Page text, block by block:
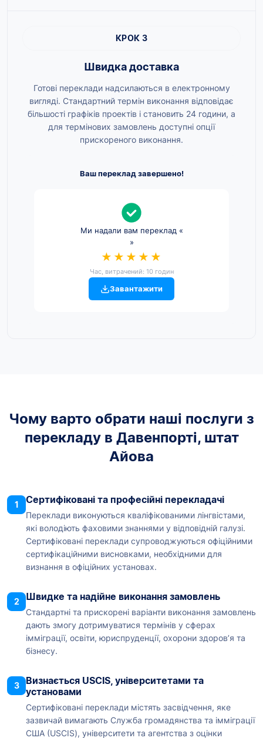
КРОК 3
Швидка доставка
Готові переклади надсилаються в електронному
вигляді. Стандартний термін виконання відповідає
більшості графіків проектів і становить 24 години, а
для термінових замовлень доступні опції
прискореного виконання.
Ваш переклад завершено!
Ми надали вам переклад «
»
★★★★★
Час, витрачений: 10 годин
Завантажити
Чому варто обрати наші послуги з
перекладу в Давенпорті, штат
Айова
1 Сертифіковані та професійні перекладачі
Переклади виконуються кваліфікованими лінгвістами,
які володіють фаховими знаннями у відповідній галузі.
Сертифіковані переклади супроводжуються офіційними
сертифікаційними висновками, необхідними для
визнання в офіційних установах.
2 Швидке та надійне виконання замовлень
Стандартні та прискорені варіанти виконання замовлень
дають змогу дотримуватися термінів у сферах
імміграції, освіти, юриспруденції, охорони здоров’я та
бізнесу.
3
Визнається USCIS, університетами та
установами
Сертифіковані переклади містять засвідчення, яке
зазвичай вимагають Служба громадянства та імміграції
США (USCIS), університети та агентства з оцінки